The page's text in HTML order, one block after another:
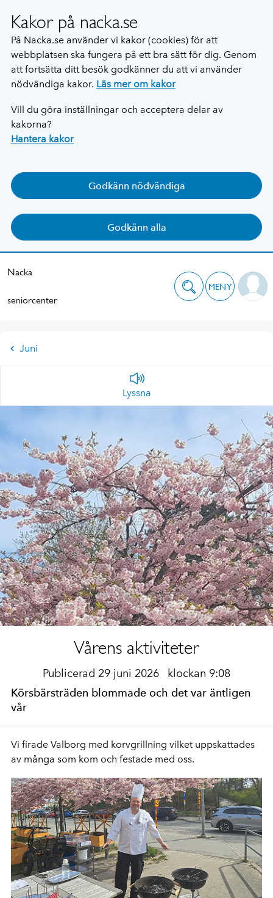
Kakor på nacka.se
På Nacka.se använder vi kakor (cookies) för att
webbplatsen ska fungera på ett bra sätt för dig. Genom
att fortsätta ditt besök godkänner du att vi använder
nödvändiga kakor. Läs mer om kakor
Vill du göra inställningar och acceptera delar av
kakorna?
Hantera kakor
Godkänn nödvändiga
Godkänn alla
Nacka
seniorcenter
MENY
Juni
Lyssna
Vårens aktiviteter
Publicerad 29 juni 2026 klockan 9:08
Körsbärsträden blommade och det var äntligen
vår
Vi firade Valborg med korvgrillning vilket uppskattades
av många som kom och festade med oss.